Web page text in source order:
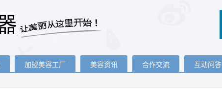
加盟美容工厂 美容资讯 合作交流 互动问答